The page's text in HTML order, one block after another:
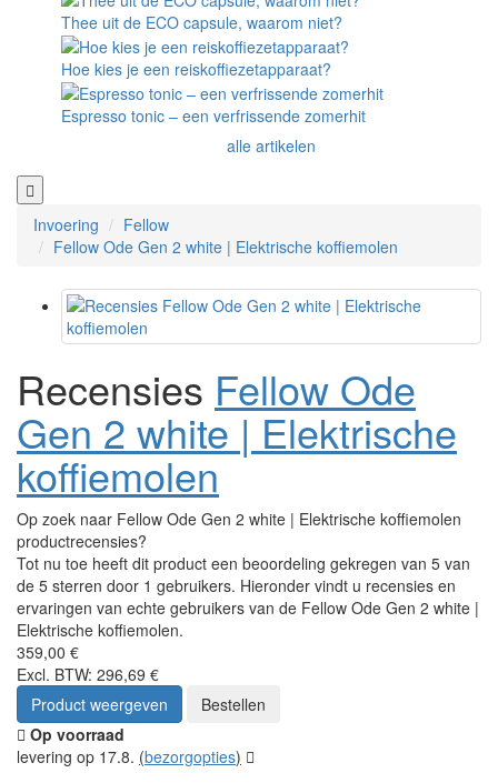
Thee uit de ECO capsule, waarom niet?
Hoe kies je een reiskoffiezetapparaat?
Espresso tonic – een verfrissende zomerhit
alle artikelen
Invoering
Fellow
Fellow Ode Gen 2 white | Elektrische koffiemolen
Recensies Fellow Ode
Gen 2 white | Elektrische
koffiemolen
Op zoek naar Fellow Ode Gen 2 white | Elektrische koffiemolen
productrecensies?
Tot nu toe heeft dit product een beoordeling gekregen van 5 van
de 5 sterren door 1 gebruikers. Hieronder vindt u recensies en
ervaringen van echte gebruikers van de Fellow Ode Gen 2 white |
Elektrische koffiemolen.
359,00 €
Excl. BTW: 296,69 €
Product weergeven
Bestellen
Op voorraad
levering op 17.8. (bezorgopties)